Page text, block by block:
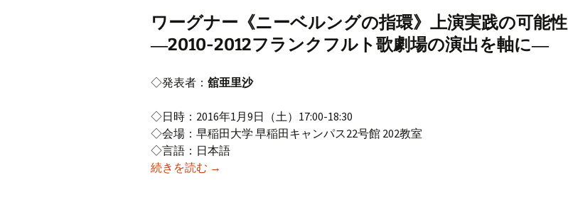
ワーグナー《ニーベルングの指環》上演実践の可能性
―2010-2012フランクフルト歌劇場の演出を軸に―
◇発表者： 舘亜里沙
◇日時：2016年1月9日（土）17:00-18:30
◇会場：早稲田大学 早稲田キャンパス22号館 202教室
◇言語：日本語
続きを読む 2015年度1月研究例会(1) （第145回オペラ研究会）
→